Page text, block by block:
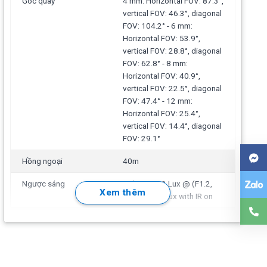
vertical FOV: 46.3°, diagonal
FOV: 104.2° - 6 mm:
Horizontal FOV: 53.9°,
vertical FOV: 28.8°, diagonal
FOV: 62.8° - 8 mm:
Horizontal FOV: 40.9°,
vertical FOV: 22.5°, diagonal
FOV: 47.4° - 12 mm:
Horizontal FOV: 25.4°,
vertical FOV: 14.4°, diagonal
FOV: 29.1°
Hồng ngoại 40m
Ngược sáng
Color: 0.002 Lux @ (F1.2,
AGC ON), 0 Lux with IR on
Xem thêm